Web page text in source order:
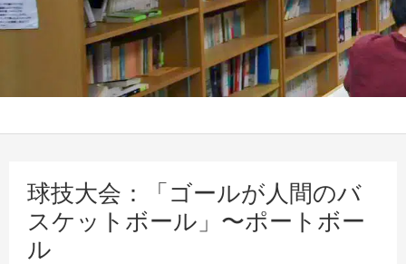
球技大会：「ゴールが人間のバ
スケットボール」〜ポートボー
ル